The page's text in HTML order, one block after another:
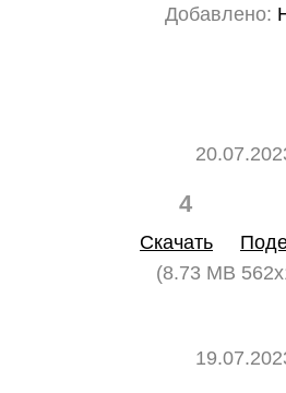
Добавлено:
4
Скачать
(8.73 MB